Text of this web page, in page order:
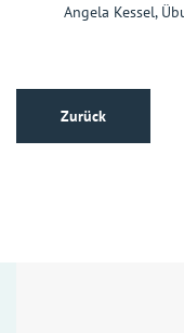
Angela Kessel,
Zurück